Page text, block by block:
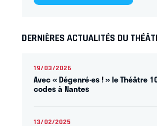
DERNIÈRES ACTUALITÉS DU
19/03/2026
Avec « Dégenré·es ! » le Théâtre
codes à Nantes
13/02/2025